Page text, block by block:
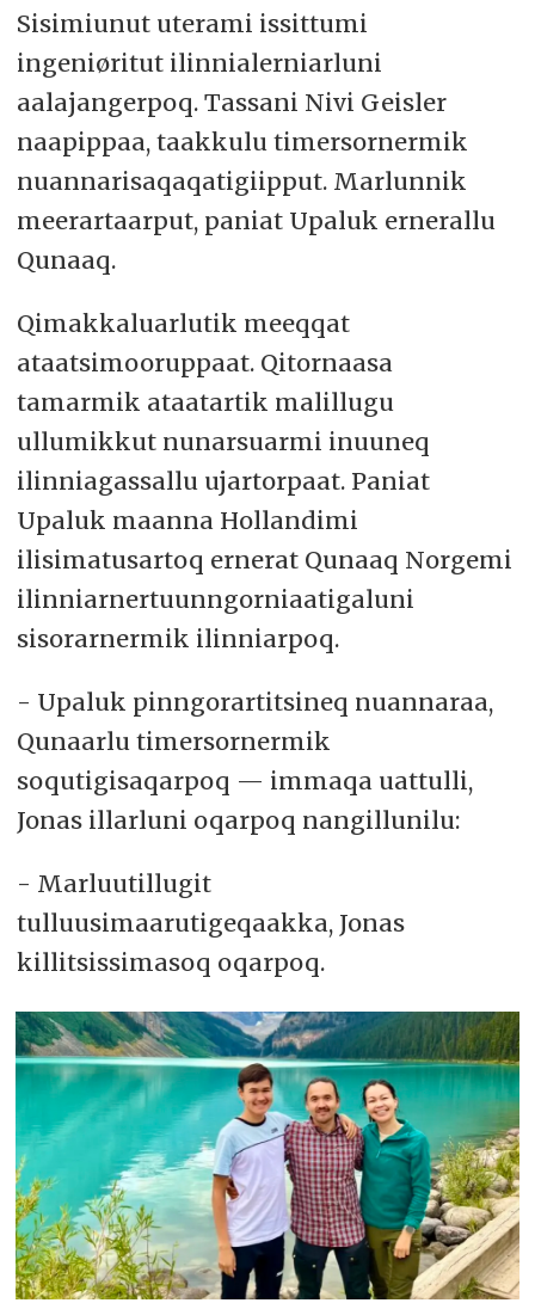
Sisimiunut uterami issittumi
ingeniøritut ilinnialerniarluni
aalajangerpoq. Tassani Nivi Geisler
naapippaa, taakkulu timersornermik
nuannarisaqaqatigiipput. Marlunnik
meerartaarput, paniat Upaluk ernerallu
Qunaaq.
Qimakkaluarlutik meeqqat
ataatsimooruppaat. Qitornaasa
tamarmik ataatartik malillugu
ullumikkut nunarsuarmi inuuneq
ilinniagassallu ujartorpaat. Paniat
Upaluk maanna Hollandimi
ilisimatusartoq ernerat Qunaaq Norgemi
ilinniarnertuunngorniaatigaluni
sisorarnermik ilinniarpoq.
- Upaluk pinngorartitsineq nuannaraa,
Qunaarlu timersornermik
soqutigisaqarpoq — immaqa uattulli,
Jonas illarluni oqarpoq nangillunilu:
- Marluutillugit
tulluusimaarutigeqaakka, Jonas
killitsissimasoq oqarpoq.